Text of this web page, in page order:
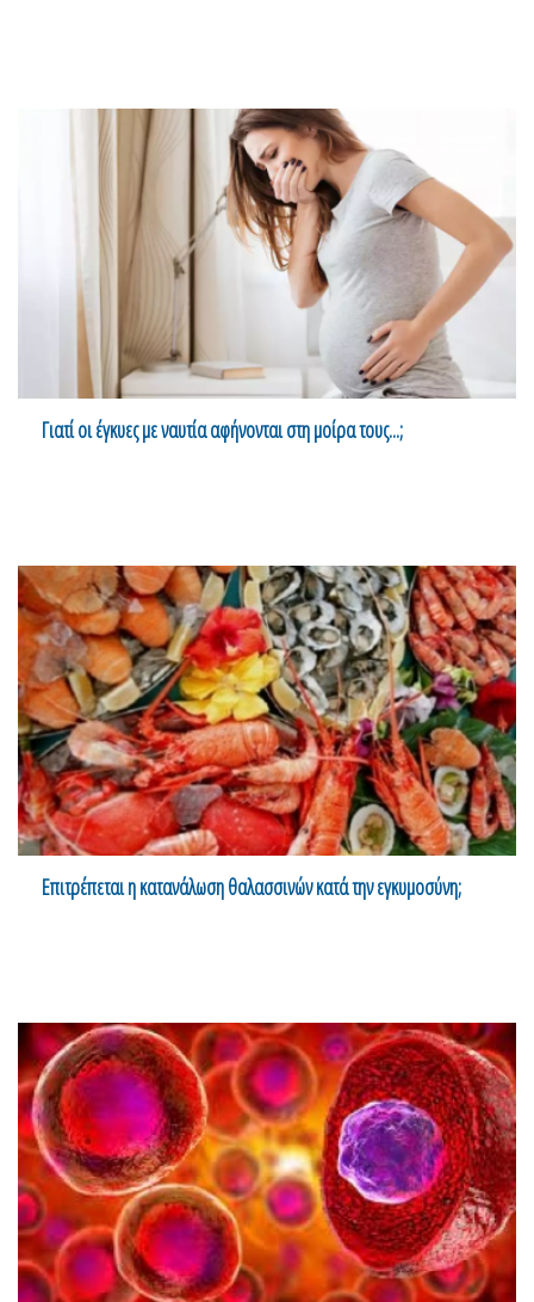
Γιατί οι έγκυες με ναυτία αφήνονται στη μοίρα τους...;
Επιτρέπεται η κατανάλωση θαλασσινών κατά την εγκυμοσύνη;